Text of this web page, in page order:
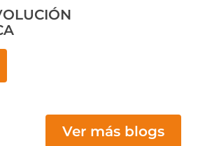
Ver más blogs